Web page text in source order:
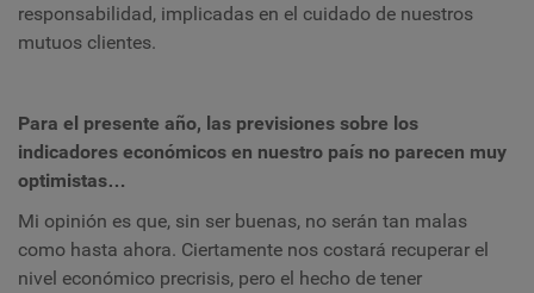
responsabilidad, implicadas en el cuidado de nuestros
mutuos clientes.
Para el presente año, las previsiones sobre los
indicadores económicos en nuestro país no parecen muy
optimistas…
Mi opinión es que, sin ser buenas, no serán tan malas
como hasta ahora. Ciertamente nos costará recuperar el
nivel económico precrisis, pero el hecho de tener